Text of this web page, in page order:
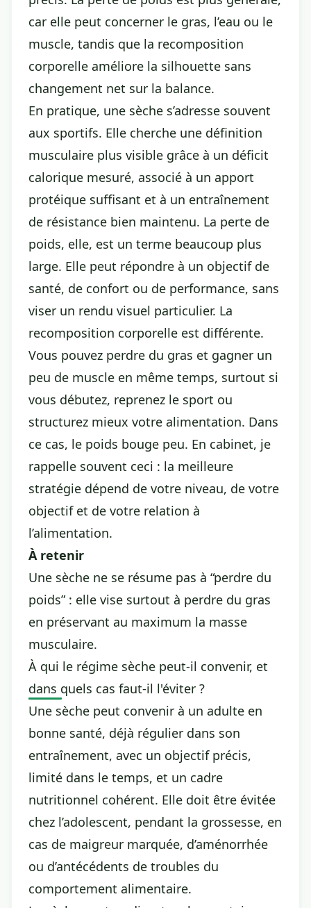
car elle peut concerner le gras, l’eau ou le
muscle, tandis que la recomposition
corporelle améliore la silhouette sans
changement net sur la balance.
En pratique, une sèche s’adresse souvent
aux sportifs. Elle cherche une définition
musculaire plus visible grâce à un déficit
calorique mesuré, associé à un apport
protéique suffisant et à un entraînement
de résistance bien maintenu. La perte de
poids, elle, est un terme beaucoup plus
large. Elle peut répondre à un objectif de
santé, de confort ou de performance, sans
viser un rendu visuel particulier. La
recomposition corporelle est différente.
Vous pouvez perdre du gras et gagner un
peu de muscle en même temps, surtout si
vous débutez, reprenez le sport ou
structurez mieux votre alimentation. Dans
ce cas, le poids bouge peu. En cabinet, je
rappelle souvent ceci : la meilleure
stratégie dépend de votre niveau, de votre
objectif et de votre relation à
l’alimentation.
À retenir
Une sèche ne se résume pas à “perdre du
poids” : elle vise surtout à perdre du gras
en préservant au maximum la masse
musculaire.
À qui le régime sèche peut-il convenir, et
dans quels cas faut-il l'éviter ?
Une sèche peut convenir à un adulte en
bonne santé, déjà régulier dans son
entraînement, avec un objectif précis,
limité dans le temps, et un cadre
nutritionnel cohérent. Elle doit être évitée
chez l’adolescent, pendant la grossesse, en
cas de maigreur marquée, d’aménorrhée
ou d’antécédents de troubles du
comportement alimentaire.